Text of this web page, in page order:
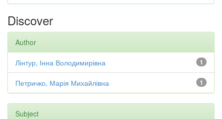
Discover
Author
1
Лінтур, Інна Володимирівна
1
Петричко, Марія Михайлівна
Subject